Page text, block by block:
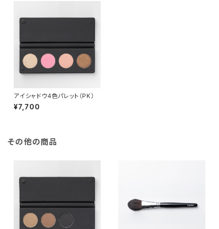
アイシャドウ4色パレット（PK）
¥7,700
その他の商品